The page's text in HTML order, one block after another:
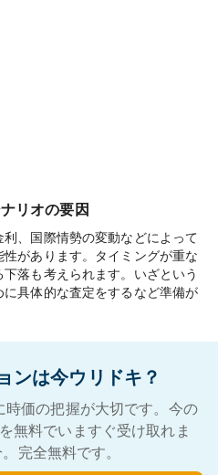
リオの要因
、国際情勢の変動などによって
があります。タイミングが重な
落も考えられます。いざという
具体的な査定をするなど準備が
ンは今ウリドキ？
時価の把握が大切です。今の
無料でいますぐ受け取れま
完全無料です。